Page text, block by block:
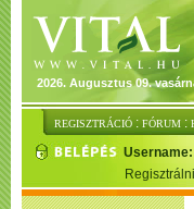
2026. Augusztus 09.
REGISZTRÁCIÓ : FÓRUM :
Username: